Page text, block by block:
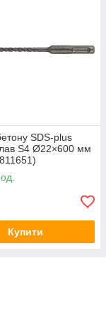
SDS-plus
S4 Ø22×600 мм
Купити